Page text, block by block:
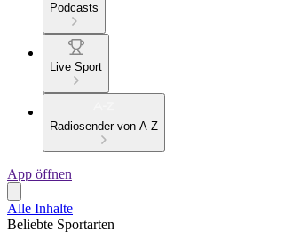
Podcasts
Live Sport
Radiosender von A-Z
App öffnen
Alle Inhalte
Beliebte Sportarten